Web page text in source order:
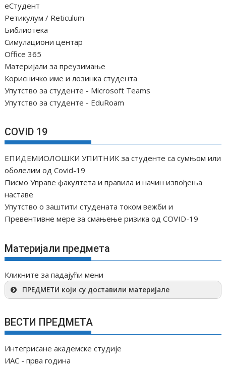
еСтудент
Ретикулум / Reticulum
Библиотека
Симулациони центар
Office 365
Материјали за преузимање
Корисничко име и лозинка студента
Упутство за студенте - Microsoft Teams
Упутство за студенте - EduRoam
COVID 19
ЕПИДЕМИОЛОШКИ УПИТНИК за студенте са сумњом или
оболелим од Covid-19
Писмо Управе факултета и правила и начин извођења
наставе
Упутство о заштити студената током вежби и
Превентивне мере за смањење ризика од COVID-19
Материјали предмета
Кликните за падајући мени
ПРЕДМЕТИ који су доставили материјале
ВЕСТИ ПРЕДМЕТА
Интегрисане академске студије
ИАС - прва година